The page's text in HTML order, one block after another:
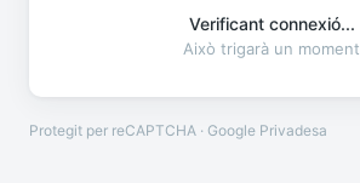
Verificant connexió...
Això trigarà un moment
Protegit per reCAPTCHA · Google Privadesa